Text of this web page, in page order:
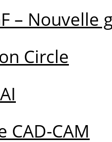
– Nouvelle
Circle
CAD-CAM